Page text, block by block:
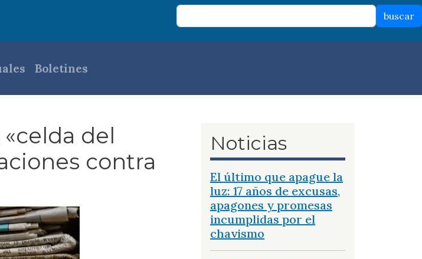
buscar
Boletines
del
contra
Noticias
El último que apague la
luz: 17 años de excusas,
apagones y promesas
incumplidas por el
chavismo